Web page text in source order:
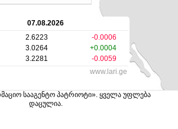
07.08.2026
2.6223 -0.0006
3.0264 +0.0004
3.2281
-0.0059
www.lari.ge
სააგენტო პატრიოტი». ყველა უფლება
დაცულია.